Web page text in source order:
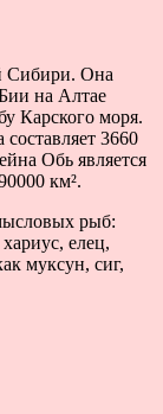
Сибири. Она
на Алтае
Карского моря.
3660
Обь является
км².
рыб:
елец,
муксун, сиг,